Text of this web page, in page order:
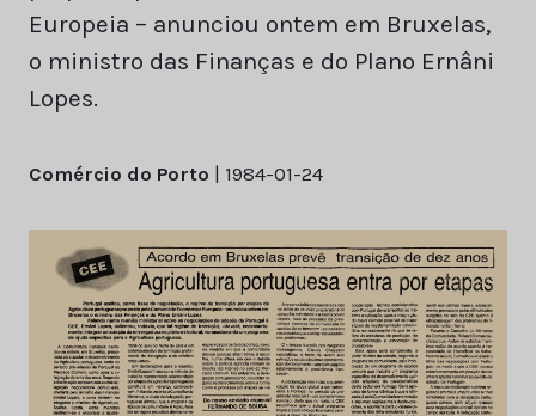
Europeia – anunciou ontem em Bruxelas,
o ministro das Finanças e do Plano Ernâni
Lopes.
Comércio do Porto | 1984-01-24